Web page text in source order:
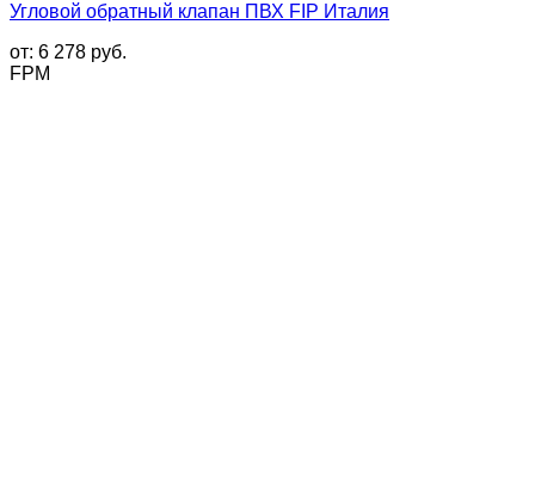
Угловой обратный клапан ПВХ FIP Италия
от: 6 278 руб.
FPM